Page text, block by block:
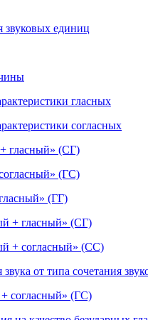
звуковых единиц
гласных
согласных
гласный» (СГ)
(ГС)
(ГГ)
+ гласный» (СГ)
+ согласный» (СС)
от типа сочетания
согласный» (ГС)